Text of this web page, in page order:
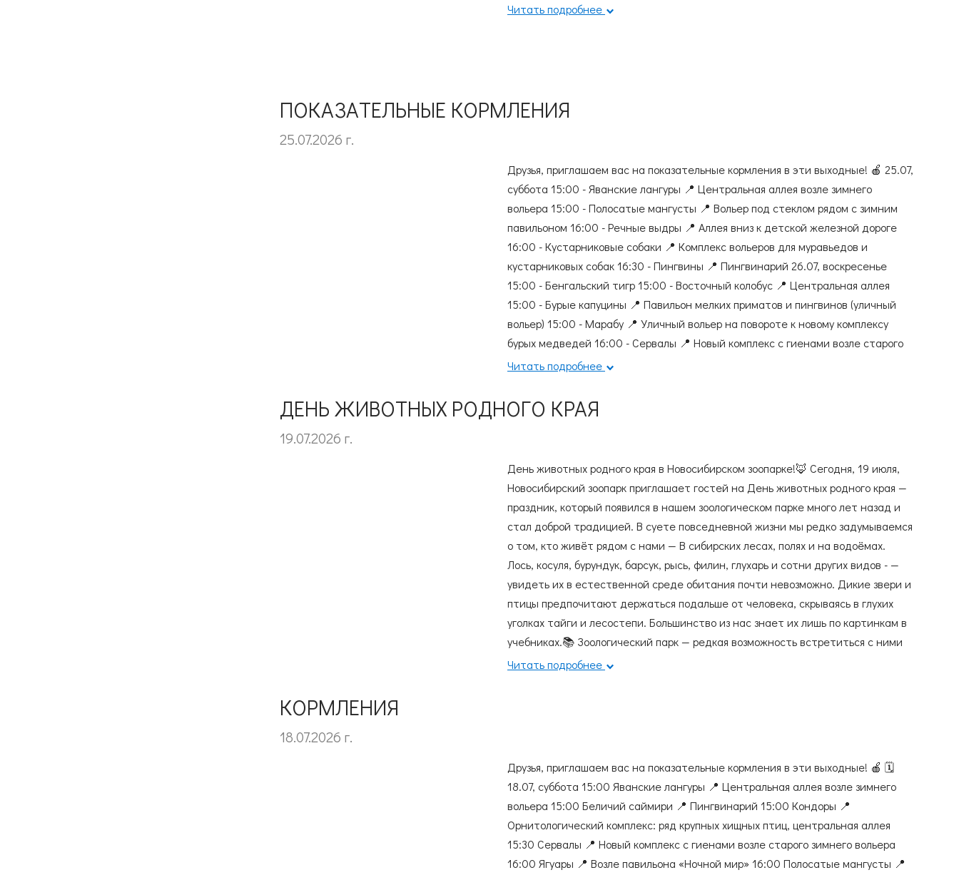
Читать подробнее
ПОКАЗАТЕЛЬНЫЕ КОРМЛЕНИЯ
25.07.2026 г.
Друзья, приглашаем вас на показательные кормления в эти выходные! 🍎 25.07,
суббота 15:00 - Яванские лангуры 📍 Центральная аллея возле зимнего
вольера 15:00 - Полосатые мангусты 📍 Вольер под стеклом рядом с зимним
павильоном 16:00 - Речные выдры 📍 Аллея вниз к детской железной дороге
16:00 - Кустарниковые собаки 📍 Комплекс вольеров для муравьедов и
кустарниковых собак 16:30 - Пингвины 📍 Пингвинарий 26.07, воскресенье
15:00 - Бенгальский тигр 15:00 - Восточный колобус 📍 Центральная аллея
15:00 - Бурые капуцины 📍 Павильон мелких приматов и пингвинов (уличный
вольер) 15:00 - Марабу 📍 Уличный вольер на повороте к новому комплексу
бурых медведей 16:00 - Сервалы 📍 Новый комплекс с гиенами возле старого
зимнего вольера 16:00 - Сиаманги 📍 Уличная экспозиция тропических
Читать подробнее
ДЕНЬ ЖИВОТНЫХ РОДНОГО КРАЯ
19.07.2026 г.
День животных родного края в Новосибирском зоопарке!🦊 Сегодня, 19 июля,
Новосибирский зоопарк приглашает гостей на День животных родного края —
праздник, который появился в нашем зоологическом парке много лет назад и
стал доброй традицией. В суете повседневной жизни мы редко задумываемся
о том, кто живёт рядом с нами — B сибирских лесах, полях и на водоёмах.
Лось, косуля, бурундук, барсук, рысь, филин, глухарь и сотни других видов - —
увидеть их в естественной среде обитания почти невозможно. Дикие звери и
птицы предпочитают держаться подальше от человека, скрываясь в глухих
уголках тайги и лесостепи. Большинство из нас знает их лишь по картинкам в
учебниках.📚 Зоологический парк — редкая возможность встретиться с ними
взглядом, увидеть, какие они на самом деле. В коллекции Зоопарка
краю. Когда узнаёшь, что барсук — образец чистоплотности и каждую весну
обновляет подстилку в своей норе, бобры умеют договариваться и работать
слаженной командой, а пустельга видит в ультрафиолетовом спектре и
может различать следы там, где человеческий глаз не заметит ничего, - мир
вокруг становится другим. Он наполняется смыслом, красками и уважением к
Читать подробнее
КОРМЛЕНИЯ
18.07.2026 г.
Друзья, приглашаем вас на показательные кормления в эти выходные! 🍎 🗓️
18.07, суббота 15:00 Яванские лангуры 📍 Центральная аллея возле зимнего
вольера 15:00 Беличий саймири 📍 Пингвинарий 15:00 Кондоры 📍
Орнитологический комплекс: ряд крупных хищных птиц, центральная аллея
15:30 Сервалы 📍 Новый комплекс с гиенами возле старого зимнего вольера
16:00 Ягуары 📍 Возле павильона «Ночной мир» 16:00 Полосатые мангусты 📍